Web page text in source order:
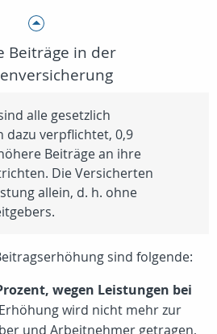
Beiträge in der
alle gesetzlich
dazu verpflichtet, 0,9
Beiträge an ihre
Die Versicherten
allein, d. h. ohne
sind folgende:
wegen Leistungen bei
wird nicht mehr zur
und Arbeitnehmer getragen,